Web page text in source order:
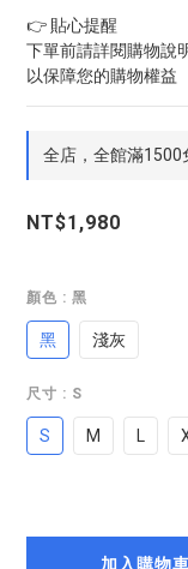
👉 貼心提醒
下單前請詳閱購物說
以保障您的購物權益
全店，全館滿1500
NT$1,980
顏色 : 黑
黑 淺灰
尺寸 : S
S M L
加入購物車